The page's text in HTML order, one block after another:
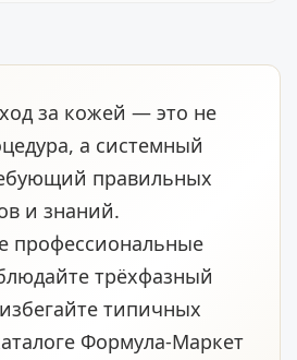
за кожей — это не
а системный
правильных
и знаний.
профессиональные
трёхфазный
типичных
Формула-Маркет